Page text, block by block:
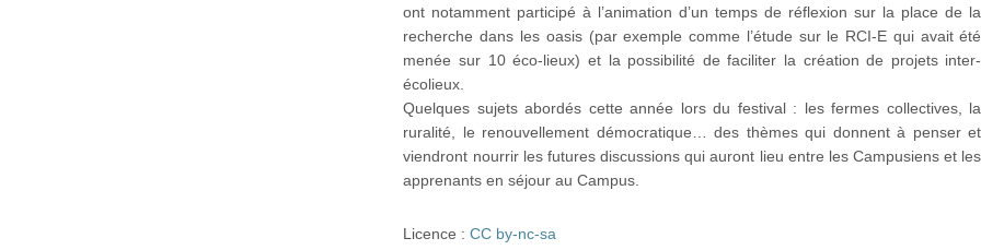
ont notamment participé à l’animation d’un temps de réflexion sur la place de la
recherche dans les oasis (par exemple comme l’étude sur le RCI-E qui avait été
menée sur 10 éco-lieux) et la possibilité de faciliter la création de projets inter-
écolieux.
Quelques sujets abordés cette année lors du festival : les fermes collectives, la
ruralité, le renouvellement démocratique… des thèmes qui donnent à penser et
viendront nourrir les futures discussions qui auront lieu entre les Campusiens et les
apprenants en séjour au Campus.
Licence :CC by-nc-sa